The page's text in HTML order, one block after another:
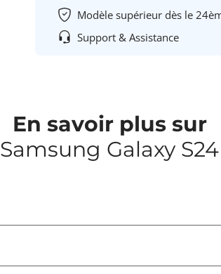
Modèle supérieur dès le
Support & Assistance
En savoir plus sur
Samsung Galaxy S24